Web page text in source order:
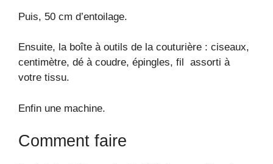
Puis, 50 cm d’entoilage.
Ensuite, la boîte à outils de la couturière : ciseaux,
centimètre, dé à coudre, épingles, fil assorti à
votre tissu.
Enfin une machine.
Comment faire